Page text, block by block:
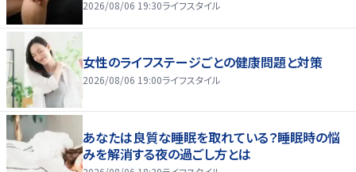
2026/08/06 19:30ライフスタイル
女性のライフステージごとの健康問題と対策
2026/08/06 19:00ライフスタイル
あなたは良質な睡眠を取れている？睡眠時の悩
みを解消する夜の過ごし方とは